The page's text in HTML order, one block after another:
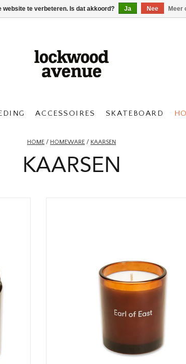
ACCESSOIRES SKATEBOARD
HOME / HOMEWARE / KAARSEN
KAARSEN
website te verbeteren. Is dat akkoord? Ja Nee Meer